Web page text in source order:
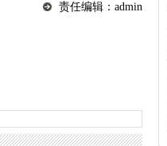
责任编辑：admin